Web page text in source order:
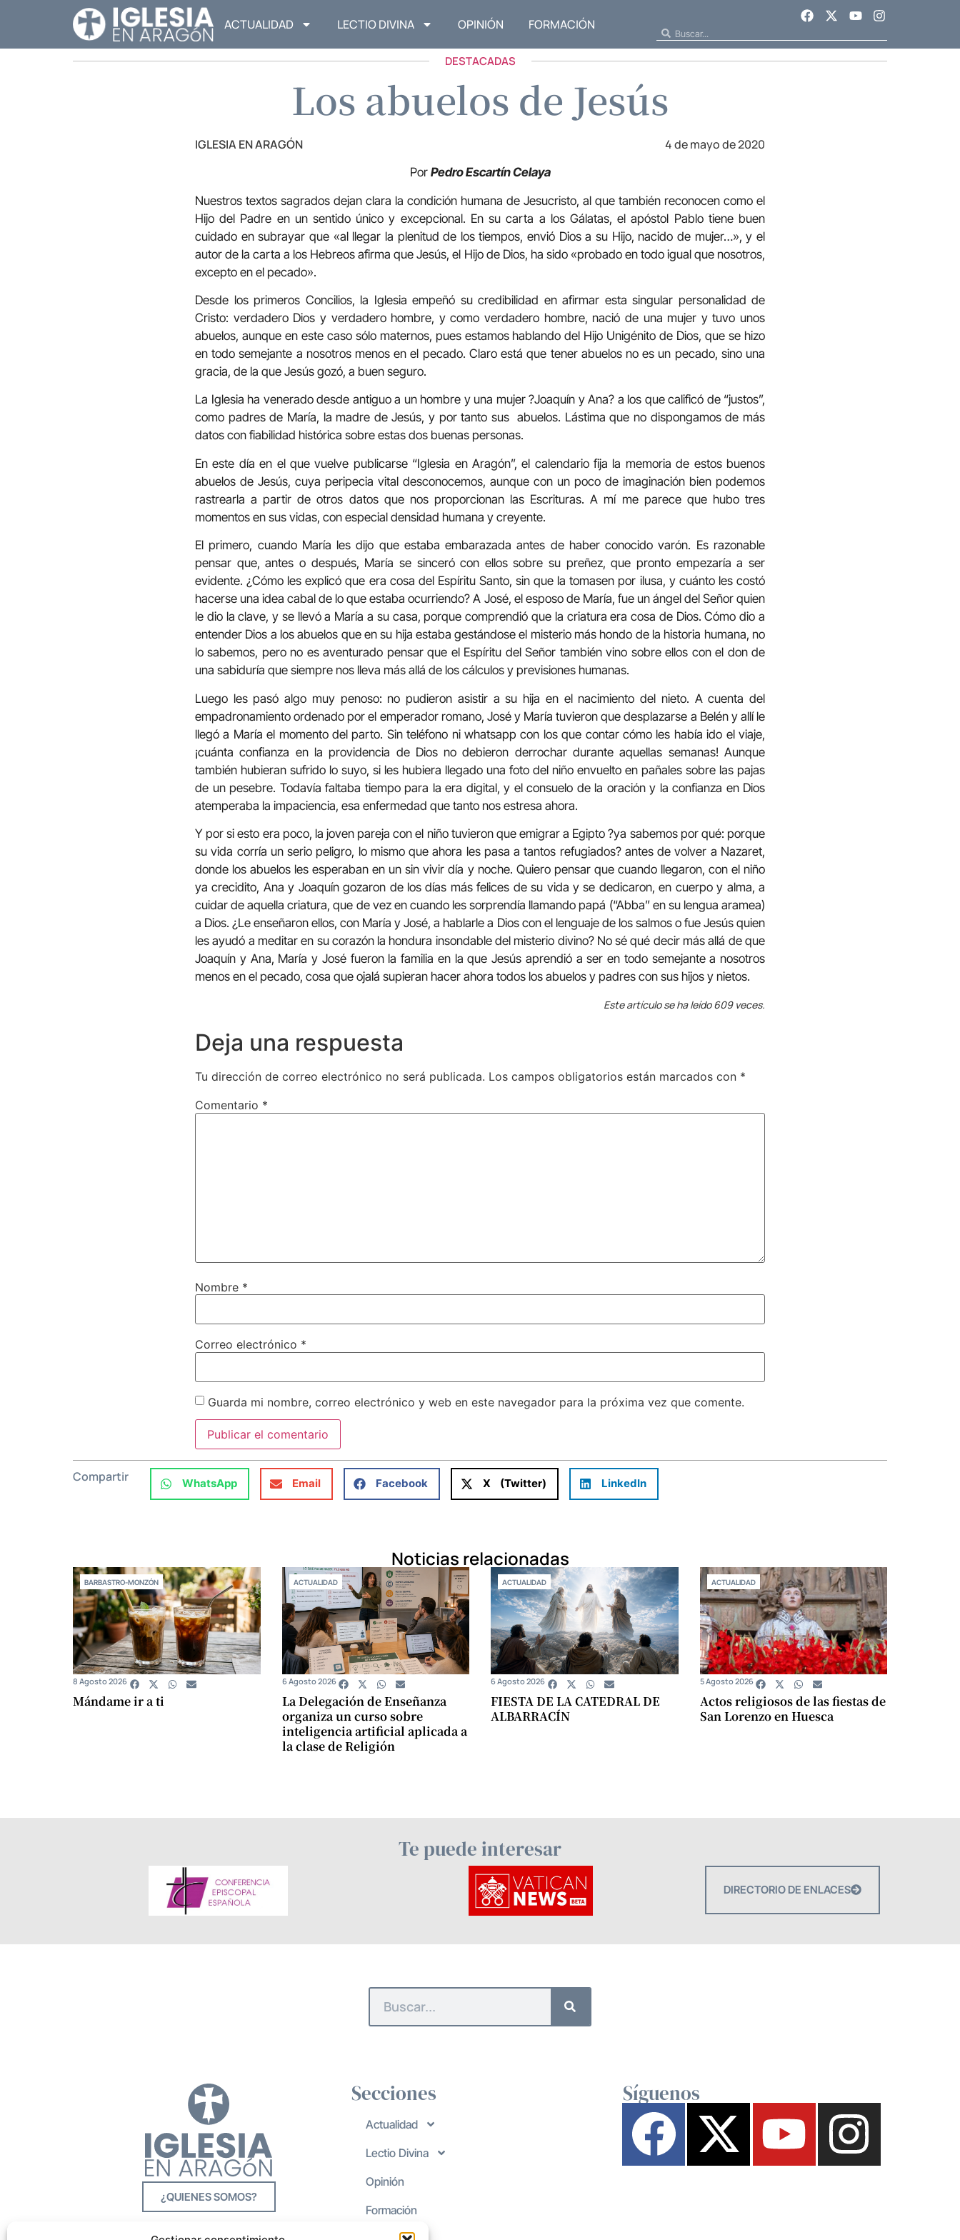
ACTUALIDAD LECTIO DIVINA OPINIÓN FORMACIÓN
DESTACADAS
Los abuelos de Jesús
IGLESIA EN ARAGÓN 4 de mayo de 2020
Por Pedro Escartín Celaya
Nuestros textos sagrados dejan clara la condición humana de Jesucristo, al que también reconocen como el
Hijo del Padre en un sentido único y excepcional. En su carta a los Gálatas, el apóstol Pablo tiene buen
cuidado en subrayar que «al llegar la plenitud de los tiempos, envió Dios a su Hijo, nacido de mujer…», y el
autor de la carta a los Hebreos afirma que Jesús, el Hijo de Dios, ha sido «probado en todo igual que nosotros,
excepto en el pecado».
Desde los primeros Concilios, la Iglesia empeñó su credibilidad en afirmar esta singular personalidad de
Cristo: verdadero Dios y verdadero hombre, y como verdadero hombre, nació de una mujer y tuvo unos
abuelos, aunque en este caso sólo maternos, pues estamos hablando del Hijo Unigénito de Dios, que se hizo
en todo semejante a nosotros menos en el pecado. Claro está que tener abuelos no es un pecado, sino una
gracia, de la que Jesús gozó, a buen seguro.
La Iglesia ha venerado desde antiguo a un hombre y una mujer ?Joaquín y Ana? a los que calificó de “justos”,
como padres de María, la madre de Jesús, y por tanto sus abuelos. Lástima que no dispongamos de más
datos con fiabilidad histórica sobre estas dos buenas personas.
En este día en el que vuelve publicarse “Iglesia en Aragón”, el calendario fija la memoria de estos buenos
abuelos de Jesús, cuya peripecia vital desconocemos, aunque con un poco de imaginación bien podemos
rastrearla a partir de otros datos que nos proporcionan las Escrituras. A mí me parece que hubo tres
momentos en sus vidas, con especial densidad humana y creyente.
El primero, cuando María les dijo que estaba embarazada antes de haber conocido varón. Es razonable
pensar que, antes o después, María se sinceró con ellos sobre su preñez, que pronto empezaría a ser
evidente. ¿Cómo les explicó que era cosa del Espíritu Santo, sin que la tomasen por ilusa, y cuánto les costó
hacerse una idea cabal de lo que estaba ocurriendo? A José, el esposo de María, fue un ángel del Señor quien
le dio la clave, y se llevó a María a su casa, porque comprendió que la criatura era cosa de Dios. Cómo dio a
entender Dios a los abuelos que en su hija estaba gestándose el misterio más hondo de la historia humana, no
lo sabemos, pero no es aventurado pensar que el Espíritu del Señor también vino sobre ellos con el don de
una sabiduría que siempre nos lleva más allá de los cálculos y previsiones humanas.
Luego les pasó algo muy penoso: no pudieron asistir a su hija en el nacimiento del nieto. A cuenta del
empadronamiento ordenado por el emperador romano, José y María tuvieron que desplazarse a Belén y allí le
llegó a María el momento del parto. Sin teléfono ni whatsapp con los que contar cómo les había ido el viaje,
¡cuánta confianza en la providencia de Dios no debieron derrochar durante aquellas semanas! Aunque
también hubieran sufrido lo suyo, si les hubiera llegado una foto del niño envuelto en pañales sobre las pajas
de un pesebre. Todavía faltaba tiempo para la era digital, y el consuelo de la oración y la confianza en Dios
atemperaba la impaciencia, esa enfermedad que tanto nos estresa ahora.
Y por si esto era poco, la joven pareja con el niño tuvieron que emigrar a Egipto ?ya sabemos por qué: porque
su vida corría un serio peligro, lo mismo que ahora les pasa a tantos refugiados? antes de volver a Nazaret,
donde los abuelos les esperaban en un sin vivir día y noche. Quiero pensar que cuando llegaron, con el niño
ya crecidito, Ana y Joaquín gozaron de los días más felices de su vida y se dedicaron, en cuerpo y alma, a
cuidar de aquella criatura, que de vez en cuando les sorprendía llamando papá (“Abba” en su lengua aramea)
a Dios. ¿Le enseñaron ellos, con María y José, a hablarle a Dios con el lenguaje de los salmos o fue Jesús quien
les ayudó a meditar en su corazón la hondura insondable del misterio divino? No sé qué decir más allá de que
Joaquín y Ana, María y José fueron la familia en la que Jesús aprendió a ser en todo semejante a nosotros
menos en el pecado, cosa que ojalá supieran hacer ahora todos los abuelos y padres con sus hijos y nietos.
Este artículo se ha leído 609 veces.
Deja una respuesta
Tu dirección de correo electrónico no será publicada. Los campos obligatorios están marcados con *
Comentario *
Nombre *
Correo electrónico *
Guarda mi nombre, correo electrónico y web en este navegador para la próxima vez que comente.
Compartir WhatsApp Email Facebook X (Twitter) LinkedIn
Noticias relacionadas
BARBASTRO-MONZÓN
Mándame ir a ti
8 Agosto 2026
ACTUALIDAD
La Delegación de Enseñanza
organiza un curso sobre
inteligencia artificial aplicada a
la clase de Religión
6 Agosto 2026
ACTUALIDAD
FIESTA DE LA CATEDRAL DE
ALBARRACÍN
6 Agosto 2026
ACTUALIDAD
Actos religiosos de las fiestas de
San Lorenzo en Huesca
5 Agosto 2026
Te puede interesar
DIRECTORIO DE ENLACES
¿QUIENES SOMOS?
Secciones
Actualidad
Lectio Divina
Opinión
Formación
Síguenos